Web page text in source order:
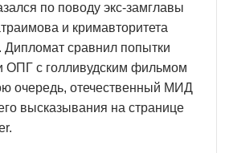
по поводу экс-замглавы
и кримавторитета
Дипломат сравнил попытки
ОПГ с голливудским фильмом
очередь, отечественный МИД
высказывания на странице